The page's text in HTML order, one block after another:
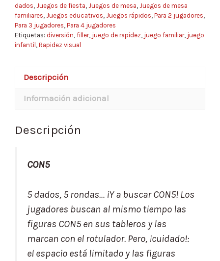
dados Juegos de fiesta Juegos de mesa Juegos de mesa
familiares Juegos educativos Juegos rápidos Para 2 jugadores
Para 3 jugadores Para 4 jugadores
Etiquetas: diversión filler, juego de rapidez juego familiar, juego
infantil
Rapidez visual
Descripción
Información adicional
Descripción
CON5
5 dados, 5 rondas… ¡Y a buscar CON5! Los
jugadores buscan al mismo tiempo las
figuras CON5 en sus tableros y las
marcan con el rotulador. Pero, ¡cuidado!:
el espacio está limitado y las figuras